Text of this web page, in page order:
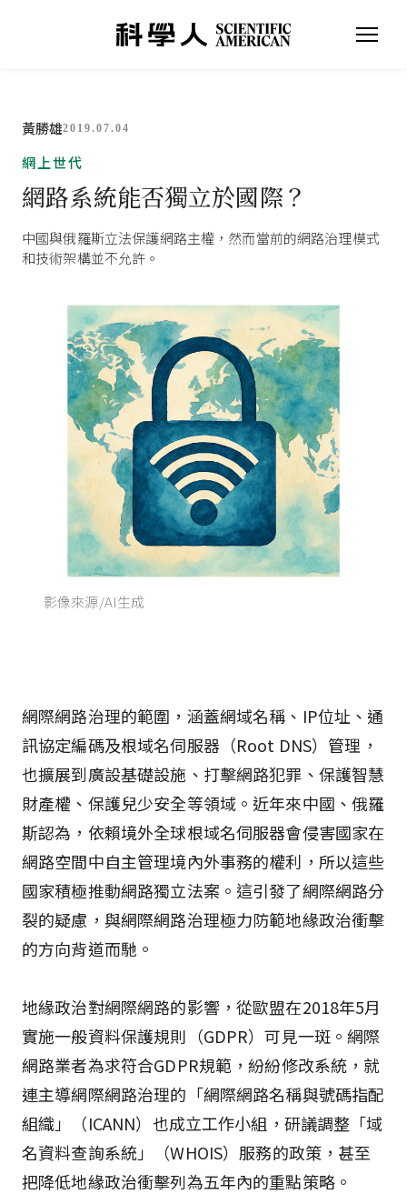
黃勝雄2019.07.04
網上世代
網路系統能否獨立於國際？
中國與俄羅斯立法保護網路主權，然而當前的網路治理模式
和技術架構並不允許。
影像來源/AI生成
網際網路治理的範圍，涵蓋網域名稱、IP位址、通
訊協定編碼及根域名伺服器（Root DNS）管理，
也擴展到廣設基礎設施、打擊網路犯罪、保護智慧
財產權、保護兒少安全等領域。近年來中國、俄羅
斯認為，依賴境外全球根域名伺服器會侵害國家在
網路空間中自主管理境內外事務的權利，所以這些
國家積極推動網路獨立法案。這引發了網際網路分
裂的疑慮，與網際網路治理極力防範地緣政治衝擊
的方向背道而馳。
地緣政治對網際網路的影響，從歐盟在2018年5月
實施一般資料保護規則（GDPR）可見一斑。網際
網路業者為求符合GDPR規範，紛紛修改系統，就
連主導網際網路治理的「網際網路名稱與號碼指配
組織」（ICANN）也成立工作小組，研議調整「域
名資料查詢系統」（WHOIS）服務的政策，甚至
把降低地緣政治衝擊列為五年內的重點策略。